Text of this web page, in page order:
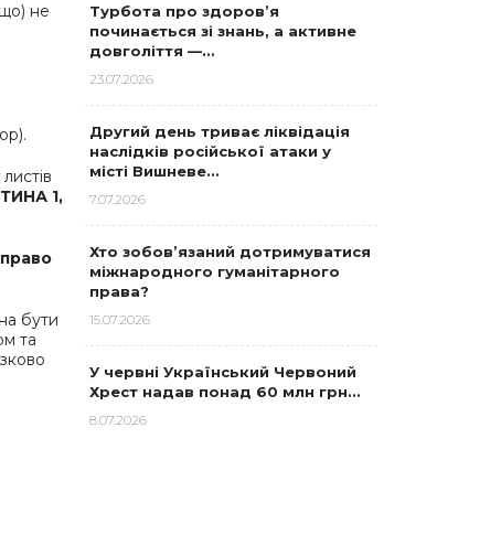
не
1,
бути
та
Турбота про здоров’я
починається зі знань, а активне
довголіття —…
23.07.2026
Другий день триває ліквідація
наслідків російської атаки у
місті Вишневе…
7.07.2026
Хто зобов’язаний дотримуватися
міжнародного гуманітарного
права?
15.07.2026
У червні Український Червоний
Хрест надав понад 60 млн грн…
8.07.2026